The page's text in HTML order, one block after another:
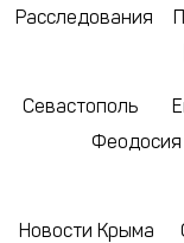
6 7
Расследования
Севастополь
Феодосия
Новости Крыма